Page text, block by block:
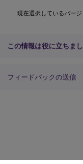
現在選択しているバージ
この情報は役に立ちま
フィードバックの送信